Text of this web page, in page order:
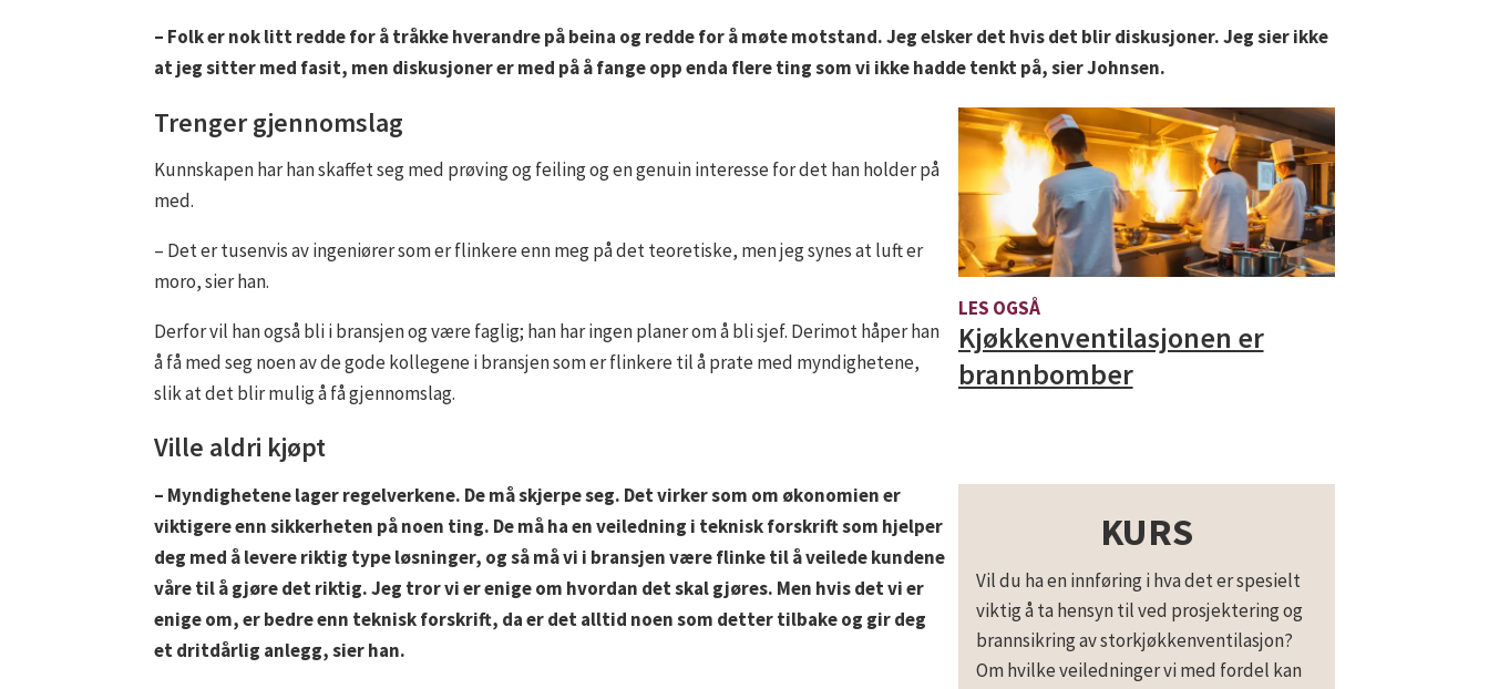
– Folk er nok litt redde for å tråkke hverandre på beina og redde for å møte motstand. Jeg elsker det hvis det blir diskusjoner. Jeg sier ikke
at jeg sitter med fasit, men diskusjoner er med på å fange opp enda flere ting som vi ikke hadde tenkt på, sier Johnsen.
LES OGSÅ
Kjøkkenventilasjonen er
brannbomber
Trenger gjennomslag
Kunnskapen har han skaffet seg med prøving og feiling og en genuin interesse for det han holder på
med.
– Det er tusenvis av ingeniører som er flinkere enn meg på det teoretiske, men jeg synes at luft er
moro, sier han.
Derfor vil han også bli i bransjen og være faglig; han har ingen planer om å bli sjef. Derimot håper han
å få med seg noen av de gode kollegene i bransjen som er flinkere til å prate med myndighetene,
slik at det blir mulig å få gjennomslag.
Ville aldri kjøpt
KURS
Vil du ha en innføring i hva det er spesielt
viktig å ta hensyn til ved prosjektering og
brannsikring av storkjøkkenventilasjon?
Om hvilke veiledninger vi med fordel kan
– Myndighetene lager regelverkene. De må skjerpe seg. Det virker som om økonomien er
viktigere enn sikkerheten på noen ting. De må ha en veiledning i teknisk forskrift som hjelper
deg med å levere riktig type løsninger, og så må vi i bransjen være flinke til å veilede kundene
våre til å gjøre det riktig. Jeg tror vi er enige om hvordan det skal gjøres. Men hvis det vi er
enige om, er bedre enn teknisk forskrift, da er det alltid noen som detter tilbake og gir deg
et dritdårlig anlegg, sier han.